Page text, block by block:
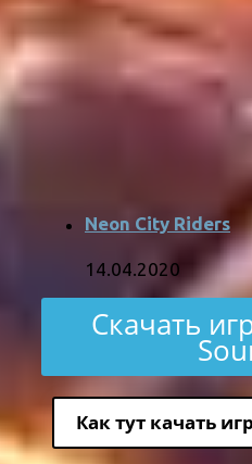
Neon City Riders
14.04.2020
Скачать
Как тут качать